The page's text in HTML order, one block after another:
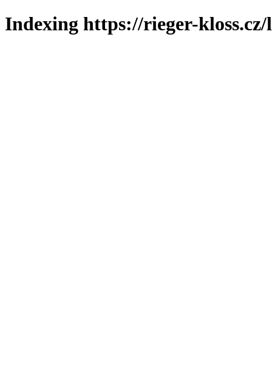
Indexing https://rieger-